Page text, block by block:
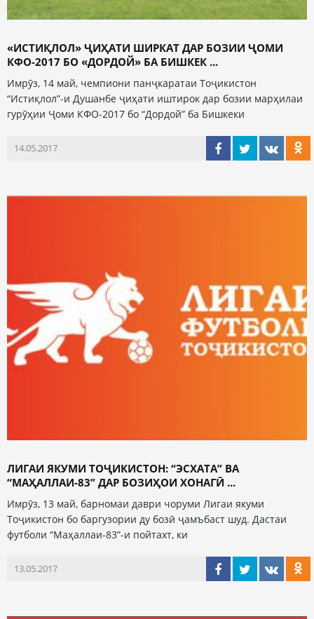
«ИСТИҚЛОЛ» ҶИҲАТИ ШИРКАТ ДАР БОЗИИ ҶОМИ
КФО-2017 БО «ДОРДОЙ» БА БИШКЕК ...
Имрӯз, 14 май, чемпиони панҷкаратаи Тоҷикистон
“Истиқлол”-и Душанбе ҷиҳати иштирок дар бозии марҳилаи
гурӯҳии Ҷоми КФО-2017 бо “Дордой” ба Бишкеки
14.05.2017
ЛИГАИ ЯКУМИ ТОҶИКИСТОН: “ЭСХАТА” ВА
“МАҲАЛЛАИ-83” ДАР БОЗИҲОИ ХОНАГӢ ...
Имрӯз, 13 май, барномаи даври чоруми Лигаи якуми
Тоҷикистон бо баргузории ду бозӣ ҷамъбаст шуд. Дастаи
футболи “Маҳаллаи-83”-и пойтахт, ки
13.05.2017